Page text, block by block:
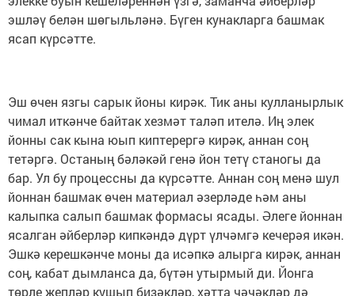
эшләү белән шөгыльләнә. Бүген кунакларга башмак
ясап күрсәтте.
Эш өчен язгы сарык йоны кирәк. Тик аны кулланырлык
чимал иткәнче байтак хезмәт таләп ителә. Иң элек
йонны сак кына юып киптерергә кирәк, аннан соң
тетәргә. Останың бәләкәй генә йон тетү станогы да
бар. Ул бу процессны да күрсәтте. Аннан соң менә шул
йоннан башмак өчен материал әзерләде һәм аны
калыпка салып башмак формасы ясады. Әлеге йоннан
ясалган әйберләр кипкәндә дүрт үлчәмгә кечерәя икән.
Эшкә керешкәнче моны да исәпкә алырга кирәк, аннан
соң, кабат дымланса да, бүтән утырмый ди. Йонга
төрле җепләр кушып бизәкләр, хәтта чәчәкләр дә